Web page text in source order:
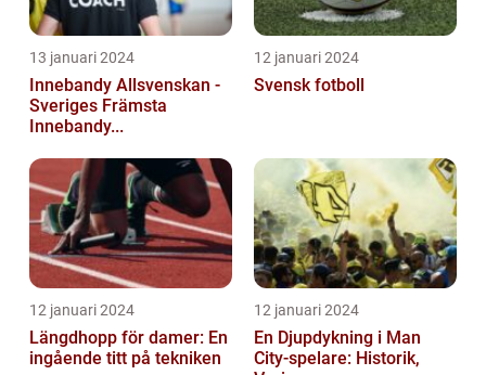
13 januari 2024
Innebandy Allsvenskan -
Sveriges Främsta
Innebandy...
12 januari 2024
Svensk fotboll
12 januari 2024
Längdhopp för damer: En
ingående titt på tekniken
12 januari 2024
En Djupdykning i Man
City-spelare: Historik,